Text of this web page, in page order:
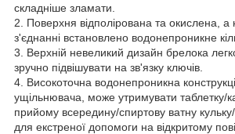
складніше зламати.
2. Поверхня відполірована та окислена, а
з'єднанні встановлено водонепроникне
3. Верхній невеликий дизайн брелока
зручно підвішувати на зв'язку ключів.
4. Високоточна водонепроникна
ущільнювача, може утримувати таблетку/
прийому всередину/спиртову ватну
для екстреної допомоги на відкритому